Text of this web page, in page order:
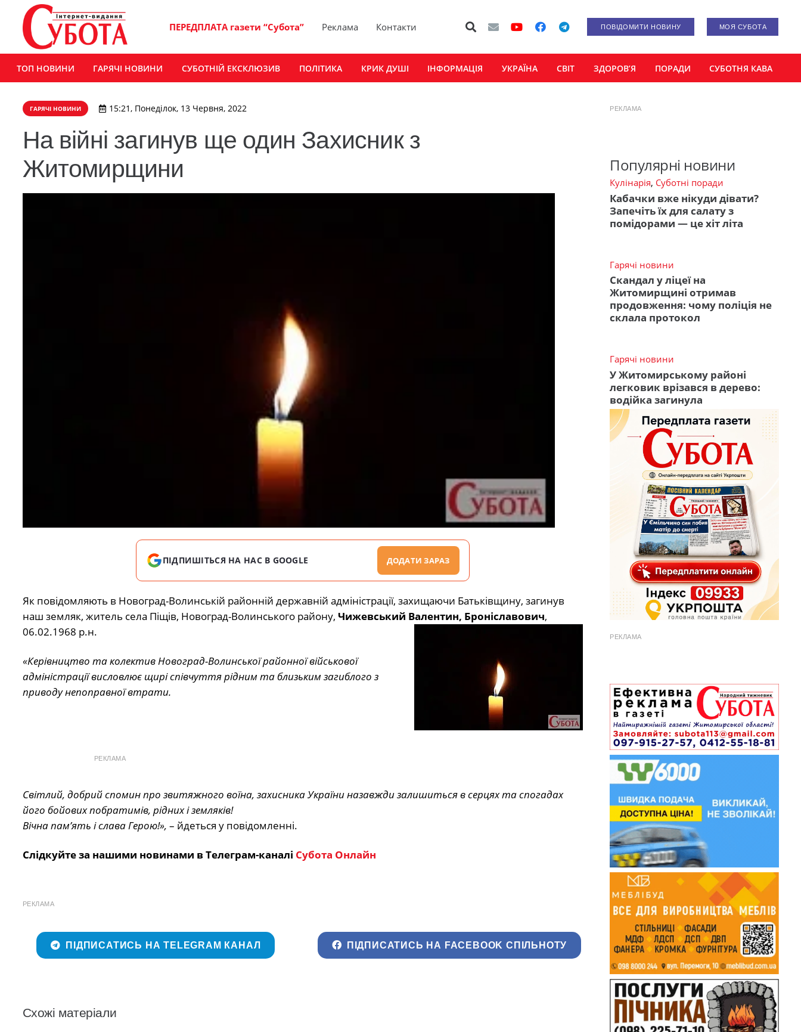
ПЕРЕДПЛАТА газети “Субота” Реклама Контакти ПОВІДОМИТИ НОВИНУ МОЯ СУБОТА
ТОП НОВИНИ ГАРЯЧІ НОВИНИ СУБОТНІЙ ЕКСКЛЮЗИВ ПОЛІТИКА КРИК ДУШІ ІНФОРМАЦІЯ УКРАЇНА СВІТ ЗДОРОВ’Я ПОРАДИ СУБОТНЯ КАВА
ГАРЯЧІ НОВИНИ 15:21, Понеділок, 13 Червня, 2022
На війні загинув ще один Захисник з
Житомирщини
ПІДПИШІТЬСЯ НА НАС В GOOGLE ДОДАТИ ЗАРАЗ
Як повідомляють в Новоград-Волинській районній державній адміністрації, захищаючи Батьківщину, загинув
наш земляк, житель села Піщів, Новоград-Волинського району, Чижевський Валентин, Броніславович,
06.02.1968 р.н.
«Керівництво та колектив Новоград-Волинської районної військової
адміністрації висловлює щирі співчуття рідним та близьким загиблого з
приводу непоправної втрати.
РЕКЛАМА
Світлий, добрий спомин про звитяжного воїна, захисника України назавжди залишиться в серцях та спогадах
його бойових побратимів, рідних і земляків!
Вічна пам’ять і слава Герою!», – йдеться у повідомленні.
Слідкуйте за нашими новинами в Телеграм-каналі Субота Онлайн
РЕКЛАМА
ПІДПИСАТИСЬ НА TELEGRAM КАНАЛ ПІДПИСАТИСЬ НА FACEBOOK СПІЛЬНОТУ
Схожі матеріали
РЕКЛАМА
Популярні новини
Кулінарія, Суботні поради
Кабачки вже нікуди дівати?
Запечіть їх для салату з
помідорами — це хіт літа
Гарячі новини
Скандал у ліцеї на
Житомирщині отримав
продовження: чому поліція не
склала протокол
Гарячі новини
У Житомирському районі
легковик врізався в дерево:
водійка загинула
РЕКЛАМА